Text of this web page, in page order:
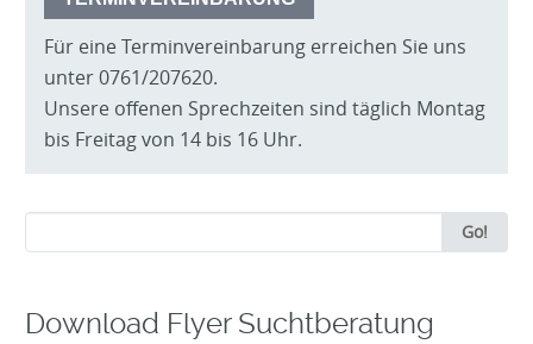
Für eine Terminvereinbarung erreichen Sie uns
unter 0761/207620.
Unsere offenen Sprechzeiten sind täglich Montag
bis Freitag von 14 bis 16 Uhr.
for:
Go!
Download Flyer Suchtberatung